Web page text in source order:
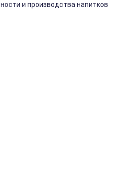
и производства напитков